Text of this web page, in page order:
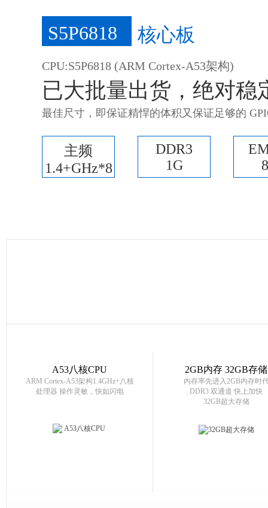
S5P6818 核心板
CPU:S5P6818 (ARM Cortex-A53架构)
已大批量出货，绝对稳
最佳尺寸，即保证精悍的体积又保证足够的
主频
1.4+GHz*8
DDR3
1G
A53八核CPU
ARM Cortex-A53架构1.4GHz+八核
处理器 操作灵敏，快如闪电
2GB内存 32GB存储
内存率先进入2GB内存时
DDR3 双通道 快上加快
32GB超大存储